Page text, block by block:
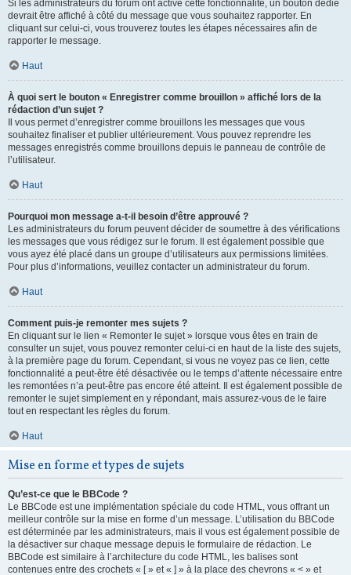
Si les administrateurs du forum ont activé cette fonctionnalité, un bouton dédié
devrait être affiché à côté du message que vous souhaitez rapporter. En
cliquant sur celui-ci, vous trouverez toutes les étapes nécessaires afin de
rapporter le message.
Haut
À quoi sert le bouton « Enregistrer comme brouillon » affiché lors de la
rédaction d’un sujet ?
Il vous permet d’enregistrer comme brouillons les messages que vous
souhaitez finaliser et publier ultérieurement. Vous pouvez reprendre les
messages enregistrés comme brouillons depuis le panneau de contrôle de
l’utilisateur.
Haut
Pourquoi mon message a-t-il besoin d’être approuvé ?
Les administrateurs du forum peuvent décider de soumettre à des vérifications
les messages que vous rédigez sur le forum. Il est également possible que
vous ayez été placé dans un groupe d’utilisateurs aux permissions limitées.
Pour plus d’informations, veuillez contacter un administrateur du forum.
Haut
Comment puis-je remonter mes sujets ?
En cliquant sur le lien « Remonter le sujet » lorsque vous êtes en train de
consulter un sujet, vous pouvez remonter celui-ci en haut de la liste des sujets,
à la première page du forum. Cependant, si vous ne voyez pas ce lien, cette
fonctionnalité a peut-être été désactivée ou le temps d’attente nécessaire entre
les remontées n’a peut-être pas encore été atteint. Il est également possible de
remonter le sujet simplement en y répondant, mais assurez-vous de le faire
tout en respectant les règles du forum.
Haut
Mise en forme et types de sujets
Qu’est-ce que le BBCode ?
Le BBCode est une implémentation spéciale du code HTML, vous offrant un
meilleur contrôle sur la mise en forme d’un message. L’utilisation du BBCode
est déterminée par les administrateurs, mais il vous est également possible de
la désactiver sur chaque message depuis le formulaire de rédaction. Le
BBCode est similaire à l’architecture du code HTML, les balises sont
contenues entre des crochets « [ » et « ] » à la place des chevrons « < » et